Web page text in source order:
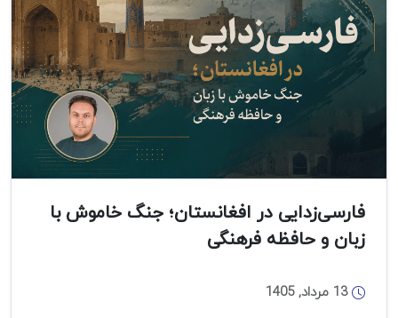
دوم-
نقد
و
بررسی
کتاب
“سقاوی
دوم”
فارسی‌زدایی در افغانستان؛ جنگ خاموش با
زبان و حافظه فرهنگی
13 مرداد, 1405